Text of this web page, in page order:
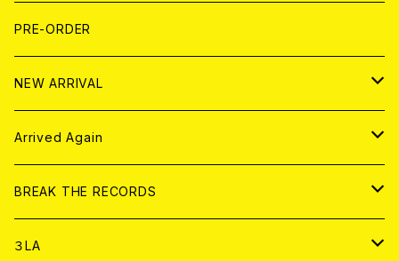
LP
HOOD
T-shirt
HOOD
BOLLOCKS
EL ZINE
写真集 (PHOTOBOOK)
CD
アナログ
アパレル
書籍
DIGITAL CONTENTS
PRE-ORDER
NEW ARRIVAL
CD
アナログ
Arrived Again
CD
アナログ
BREAK THE RECORDS
CD
３LA